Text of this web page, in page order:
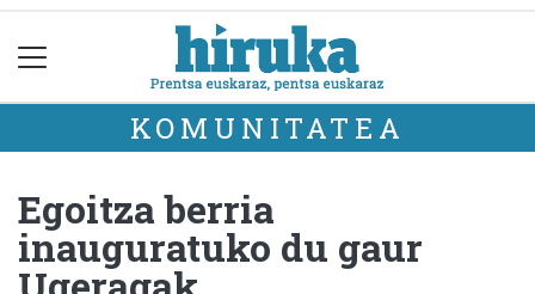
KOMUNITATEA
Egoitza berria
inauguratuko du gaur